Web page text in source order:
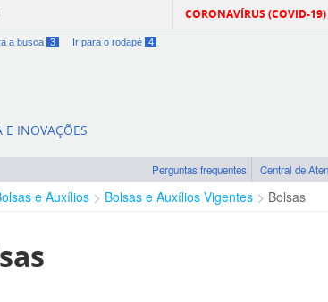
CORONAVÍRUS (COVID-19)
a busca 3 Ir para o rodapé 4
INOVAÇÕES
Perguntas frequentes Central de
e Auxílios Bolsas e Auxílios Vigentes Bolsas